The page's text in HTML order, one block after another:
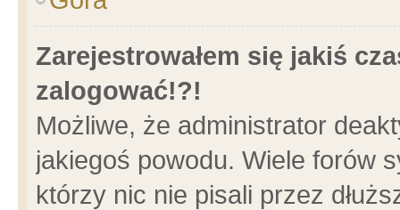
Zarejestrowałem się jakiś
zalogować!?!
Możliwe, że administrator
jakiegoś powodu. Wiele forów
którzy nic nie pisali przez